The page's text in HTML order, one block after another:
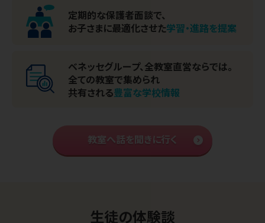
定期的な保護者面談で、
お子さまに最適化させた学習・進路を提案
ベネッセグループ、全教室直営ならでは。
全ての教室で集められ
共有される豊富な学校情報
教室へ話を聞きに行く
生徒の体験談